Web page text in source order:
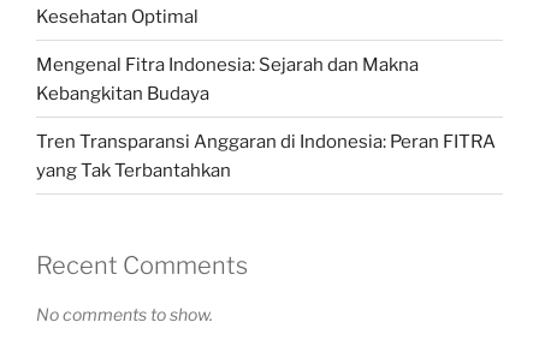
Kesehatan Optimal
Mengenal Fitra Indonesia: Sejarah dan Makna
Kebangkitan Budaya
Tren Transparansi Anggaran di Indonesia: Peran FITRA
yang Tak Terbantahkan
Recent Comments
No comments to show.